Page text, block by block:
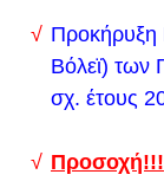
2006
Δείτε εδώ
Προκήρυξη
Βόλεϊ) των
σχ. έτους
Προσοχή!!!